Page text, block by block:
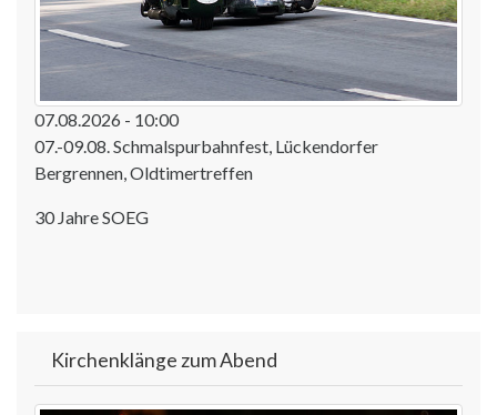
07.08.2026 - 10:00
07.-09.08. Schmalspurbahnfest, Lückendorfer
Bergrennen, Oldtimertreffen
30 Jahre SOEG
Kirchenklänge zum Abend